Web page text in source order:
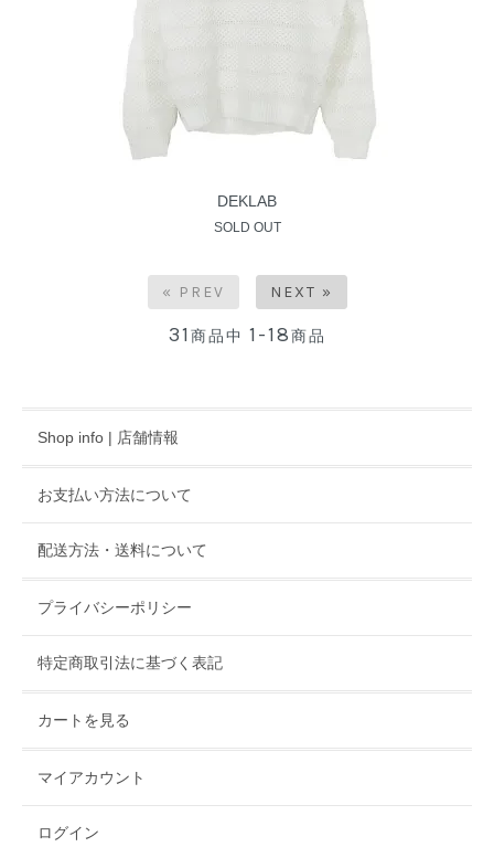
DEKLAB
SOLD OUT
« PREV NEXT »
31 商品中 1-18商品
Shop info | 店舗情報
お支払い方法について
配送方法・送料について
プライバシーポリシー
特定商取引法に基づく表記
カートを見る
マイアカウント
ログイン